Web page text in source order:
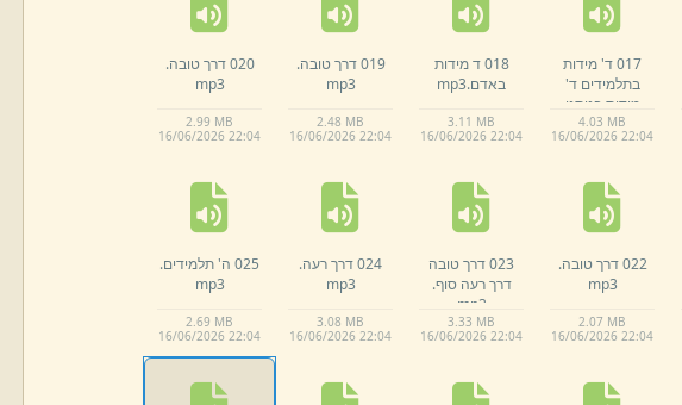
017 ד' מידות
בתלמידים ד'
מידות בנותני
צדקה.mp3
4.03 MB
16/06/2026 22:04
018 ד מידות
באדם.mp3
3.11 MB
16/06/2026 22:04
019 דרך טובה.
mp3
2.48 MB
16/06/2026 22:04
020 דרך טובה.
mp3
2.99 MB
16/06/2026 22:04
022 דרך טובה.
mp3
2.07 MB
16/06/2026 22:04
023 דרך טובה
דרך רעה סוף.
mp3
3.33 MB
16/06/2026 22:04
024 דרך רעה.
mp3
3.08 MB
16/06/2026 22:04
025 ה' תלמידים.
mp3
2.69 MB
16/06/2026 22:04